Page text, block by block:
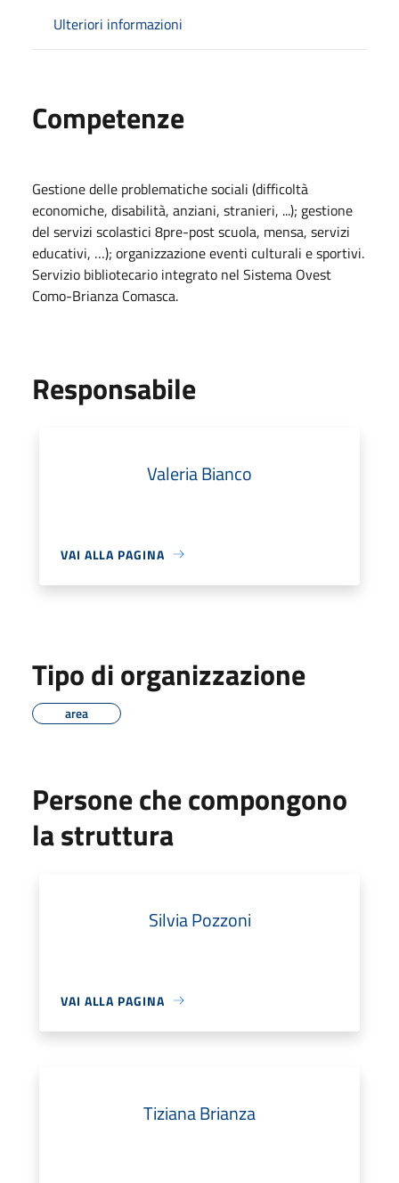
Ulteriori informazioni
Competenze
Gestione delle problematiche sociali (difficoltà
economiche, disabilità, anziani, stranieri, ...); gestione
del servizi scolastici 8pre-post scuola, mensa, servizi
educativi, …); organizzazione eventi culturali e sportivi.
Servizio bibliotecario integrato nel Sistema Ovest
Como-Brianza Comasca.
Responsabile
Valeria Bianco
VAI ALLA PAGINA
Tipo di organizzazione
area
Persone che compongono
la struttura
Silvia Pozzoni
VAI ALLA PAGINA
Tiziana Brianza